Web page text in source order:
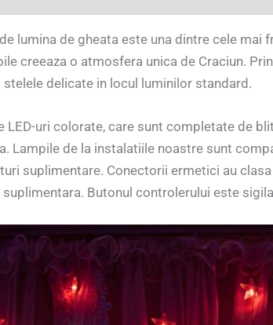
lumina de gheata este una dintre cele
creeaza o atmosfera unica de Craciun.
stelele delicate in locul luminilor standard.
LED-uri colorate, care sunt completate de
Lampile de la instalatiile noastre sunt
suplimentare. Conectorii ermetici au
Butonul controlerului este